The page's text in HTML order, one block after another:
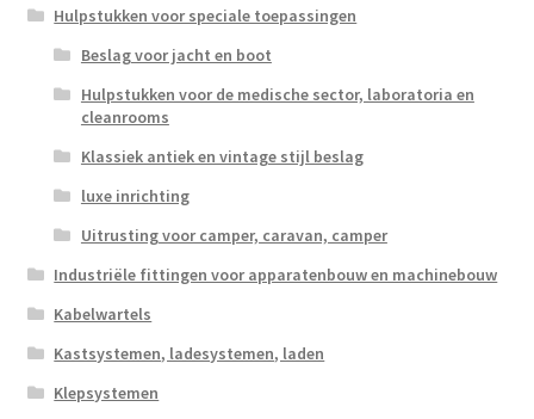
Hulpstukken voor speciale toepassingen
Beslag voor jacht en boot
Hulpstukken voor de medische sector, laboratoria en
cleanrooms
Klassiek antiek en vintage stijl beslag
luxe inrichting
Uitrusting voor camper, caravan, camper
Industriële fittingen voor apparatenbouw en machinebouw
Kabelwartels
Kastsystemen, ladesystemen, laden
Klepsystemen